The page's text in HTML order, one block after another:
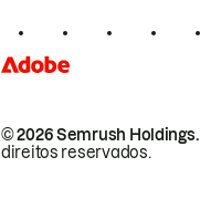
© 2026 Semrush Holdings.
direitos reservados.